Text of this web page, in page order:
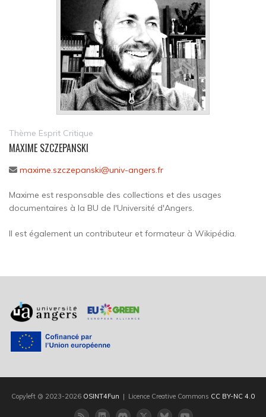
Thème Esprit Critique
MAXIME SZCZEPANSKI
maxime.szczepanski@univ-angers.fr
Maxime est responsable des collections et des usages
documentaires à la BU de l'Université d'Angers.
Il est également un contributeur et formateur à Wikipédia.
Copyleft © 2023-2026 OSINT4Fun | Licence Creative Commons CC BY-NC 4.0